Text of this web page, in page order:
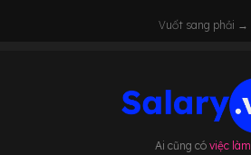
Vuốt sang phải →
Ai cũng có việc làm